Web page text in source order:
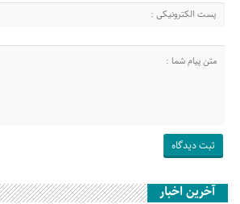
آخرین اخبار